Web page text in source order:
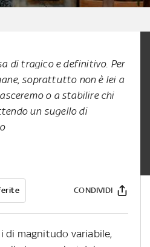
di tragico e definitivo. Per
soprattutto non è lei a
o a stabilire chi
un sugello di
CONDIVIDI
di magnitudo variabile,